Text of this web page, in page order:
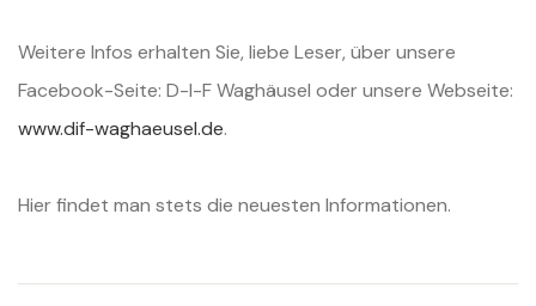
Weitere Infos erhalten Sie, liebe Leser, über unsere
Facebook-Seite: D-I-FWaghäusel oder unsere Webseite:
www.dif-waghaeusel.de.
Hier findet man stets die neuesten Informationen.